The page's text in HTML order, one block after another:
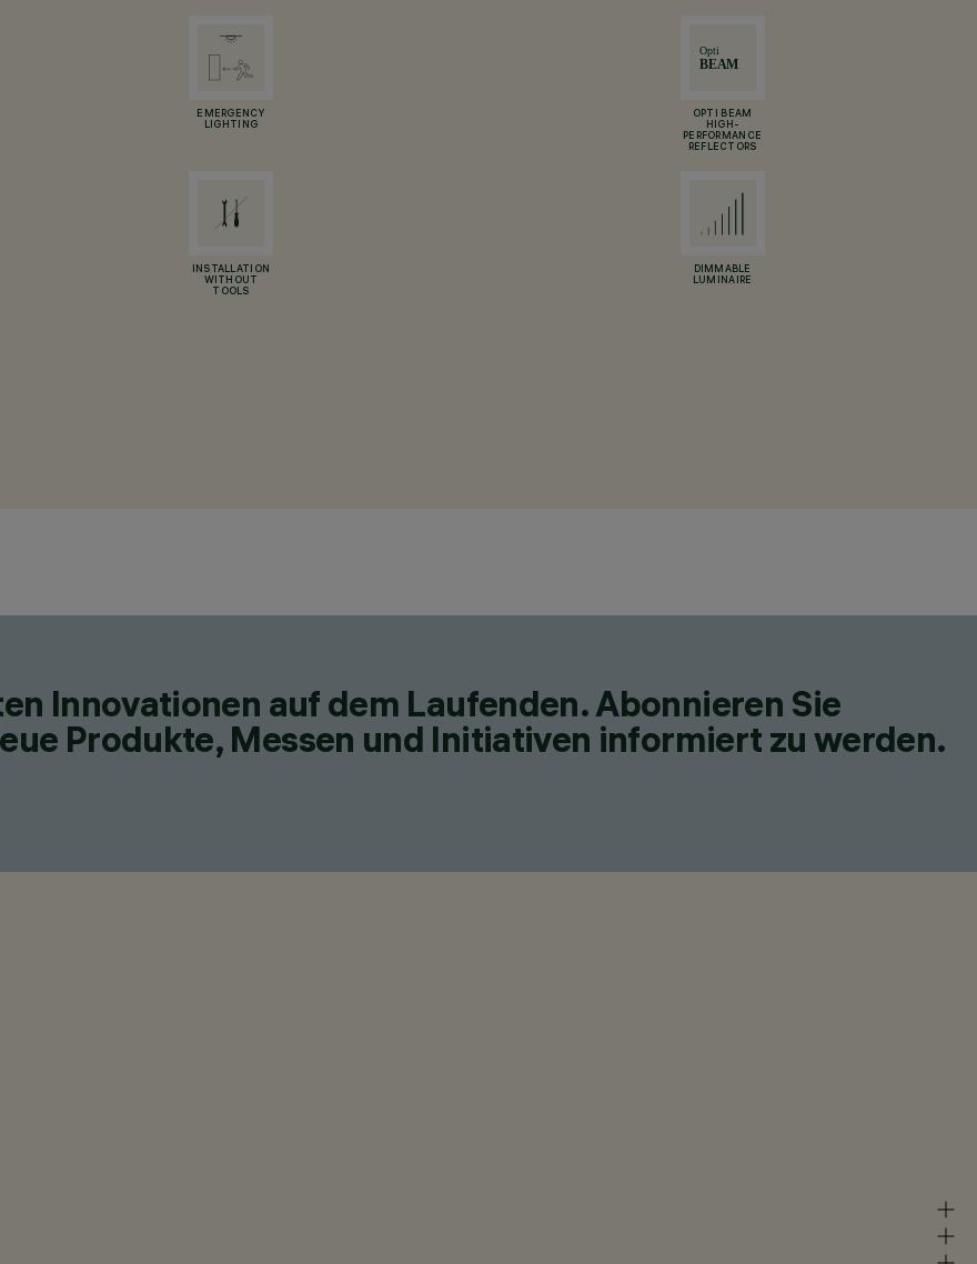
EMERGENCY
LIGHTING
OPTI BEAM
HIGH-
PERFORMANCE
REFLECTORS
INSTALLATION
WITHOUT
TOOLS
DIMMABLE
LUMINAIRE
Innovationen auf dem Laufenden. Abonnieren Sie
Produkte, Messen und Initiativen informiert zu werden.